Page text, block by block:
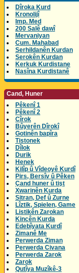
Dîroka Kurd
Kronolijî
Imp. Med
200 Salê dawî
Mervaniyan
Cum. Mahabad
Serhildanên Kurdan
Serokên Kurdan
Kerkuk Kurdistane
Nasîna Kurdistanê
Cand, Huner
Pêkenî 1
Pêkenî 2
Cîrok
Bûyerên Dîrokî
Gotinên bapîra
Tistonek
Dîlok
Durik
Henek
Kilîp û Vîdeoyê Kurdî
Pirs, Bersîv û Pêken
Çand huner û tişt
Xwarinên Kurda
Sitran, Def û Zurne
Lîztik, Spielen, Game
Listikên Zarokan
Kincên Kurda
Edebîyata Kurdî
Zimanê Me
Perwerda Ziman
Perwerda Civana
Perwerda Zarok
Zarok
Qutîya Muzîkê-3